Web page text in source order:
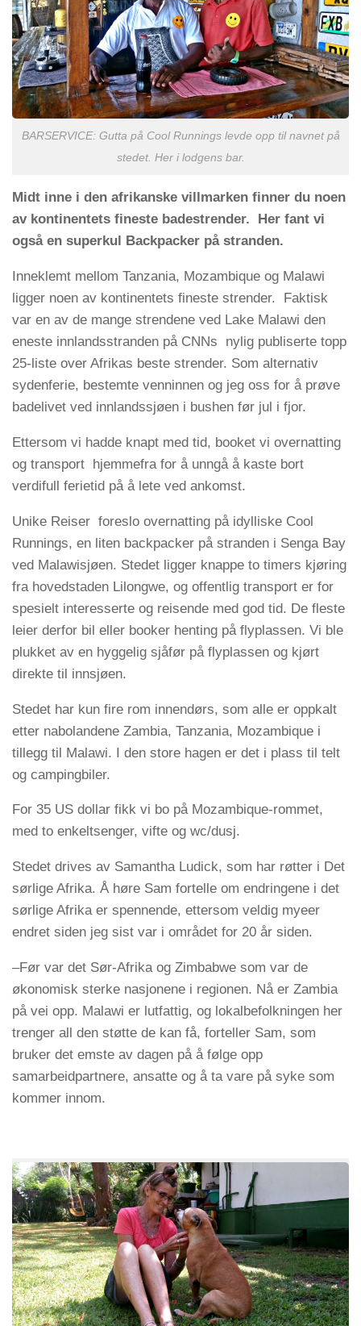
BARSERVICE: Gutta på Cool Runnings levde opp til navnet på
stedet. Her i lodgens bar.
Midt inne i den afrikanske villmarken finner du noen
av kontinentets fineste badestrender. Her fant vi
også en superkul Backpacker på stranden.
Inneklemt mellom Tanzania, Mozambique og Malawi
ligger noen av kontinentets fineste strender.
Faktisk
var en av de mange strendene ved Lake Malawi den
eneste innlandsstranden på CNNs nylig publiserte topp
25-liste over Afrikas beste strender. Som alternativ
sydenferie, bestemte venninnen og jeg oss for å prøve
badelivet ved innlandssjøen i bushen før jul i fjor.
Ettersom vi hadde knapt med tid, booket vi overnatting
og transport hjemmefra for å unngå å kaste bort
verdifull ferietid på å lete ved ankomst.
Unike Reiser foreslo overnatting på idylliske Cool
Runnings, en liten backpacker på stranden i Senga Bay
ved Malawisjøen. Stedet ligger knappe to timers kjøring
fra hovedstaden Lilongwe, og offentlig transport er for
spesielt interesserte og reisende med god tid. De fleste
leier derfor bil eller booker henting på flyplassen. Vi ble
plukket av en hyggelig sjåfør på flyplassen og kjørt
direkte til innsjøen.
Stedet har kun fire rom innendørs, som alle er oppkalt
etter nabolandene Zambia, Tanzania, Mozambique i
tillegg til Malawi. I den store hagen er det i plass til telt
og campingbiler.
For 35 US dollar fikk vi bo på Mozambique-rommet,
med to enkeltsenger, vifte og wc/dusj.
Stedet drives av Samantha Ludick, som har røtter i Det
sørlige Afrika. Å høre Sam fortelle om endringene i det
sørlige Afrika er spennende, ettersom veldig myeer
endret siden jeg sist var i området for 20 år siden.
–Før var det Sør-Afrika og Zimbabwe som var de
økonomisk sterke nasjonene i regionen. Nå er Zambia
på vei opp. Malawi er lutfattig, og lokalbefolkningen her
trenger all den støtte de kan få, forteller Sam, som
bruker det emste av dagen på å følge opp
samarbeidpartnere, ansatte og å ta vare på syke som
kommer innom.